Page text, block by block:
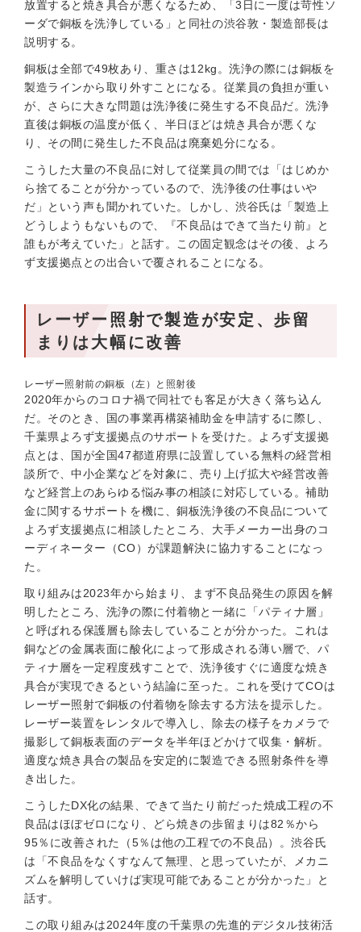
放置すると焼き具合が悪くなるため、「3日に一度は苛性ソ
ーダで銅板を洗浄している」と同社の渋谷敦・製造部長は
説明する。
銅板は全部で49枚あり、重さは12kg。洗浄の際には銅板を
製造ラインから取り外すことになる。従業員の負担が重い
が、さらに大きな問題は洗浄後に発生する不良品だ。洗浄
直後は銅板の温度が低く、半日ほどは焼き具合が悪くな
り、その間に発生した不良品は廃棄処分になる。
こうした大量の不良品に対して従業員の間では「はじめか
ら捨てることが分かっているので、洗浄後の仕事はいや
だ」という声も聞かれていた。しかし、渋谷氏は「製造上
どうしようもないもので、『不良品はできて当たり前』と
誰もが考えていた」と話す。この固定観念はその後、よろ
ず支援拠点との出合いで覆されることになる。
レーザー照射で製造が安定、歩留
まりは大幅に改善
レーザー照射前の銅板（左）と照射後
2020年からのコロナ禍で同社でも客足が大きく落ち込ん
だ。そのとき、国の事業再構築補助金を申請するに際し、
千葉県よろず支援拠点のサポートを受けた。よろず支援拠
点とは、国が全国47都道府県に設置している無料の経営相
談所で、中小企業などを対象に、売り上げ拡大や経営改善
など経営上のあらゆる悩み事の相談に対応している。補助
金に関するサポートを機に、銅板洗浄後の不良品について
よろず支援拠点に相談したところ、大手メーカー出身のコ
ーディネーター（CO）が課題解決に協力することになっ
た。
取り組みは2023年から始まり、まず不良品発生の原因を解
明したところ、洗浄の際に付着物と一緒に「パティナ層」
と呼ばれる保護層も除去していることが分かった。これは
銅などの金属表面に酸化によって形成される薄い層で、パ
ティナ層を一定程度残すことで、洗浄後すぐに適度な焼き
具合が実現できるという結論に至った。これを受けてCOは
レーザー照射で銅板の付着物を除去する方法を提示した。
レーザー装置をレンタルで導入し、除去の様子をカメラで
撮影して銅板表面のデータを半年ほどかけて収集・解析。
適度な焼き具合の製品を安定的に製造できる照射条件を導
き出した。
こうしたDX化の結果、できて当たり前だった焼成工程の不
良品はほぼゼロになり、どら焼きの歩留まりは82％から
95％に改善された（5％は他の工程での不良品）。渋谷氏
は「不良品をなくすなんて無理、と思っていたが、メカニ
ズムを解明していけば実現可能であることが分かった」と
話す。
この取り組みは2024年度の千葉県の先進的デジタル技術活